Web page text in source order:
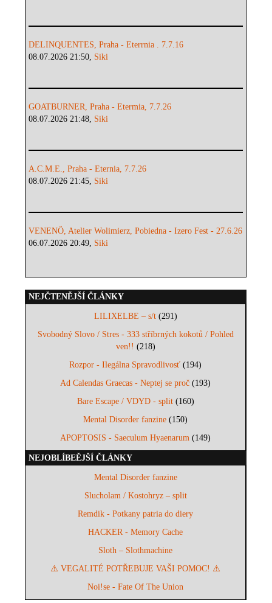
DELINQUENTES, Praha - Eterrnia . 7.7.16
08.07.2026 21:50, Siki
GOATBURNER, Praha - Etermia, 7.7.26
08.07.2026 21:48, Siki
A.C.M.E., Praha - Eternia, 7.7.26
08.07.2026 21:45, Siki
VENENÖ, Atelier Wolimierz, Pobiedna - Izero Fest - 27.6.26
06.07.2026 20:49, Siki
NEJČTENĚJŠÍ ČLÁNKY
LILIXELBE – s/t(291)
Svobodný Slovo / Stres - 333 stříbrných kokotů / Pohled
ven!! (218)
Rozpor - Ilegálna Spravodlivosť (194)
Ad Calendas Graecas - Neptej se proč (193)
Bare Escape / VDYD - split(160)
Mental Disorder fanzine (150)
APOPTOSIS - Saeculum Hyaenarum (149)
NEJOBLÍBEĚJŠÍ ČLÁNKY
Mental Disorder fanzine
Slucholam / Kostohryz – split
Remdik - Potkany patria do diery
HACKER - Memory Cache
Sloth – Slothmachine
⚠️ VEGALITÉ POTŘEBUJE VAŠI POMOC! ⚠️
Noi!se - Fate Of The Union